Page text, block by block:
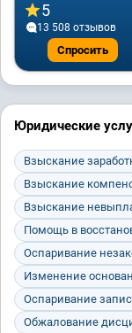
5
13 508 отзывов
Спросить
Юридические
Взыскание
Взыскание
Взыскание
Помощь в
Оспаривание
Изменение
Оспаривание
Обжалование